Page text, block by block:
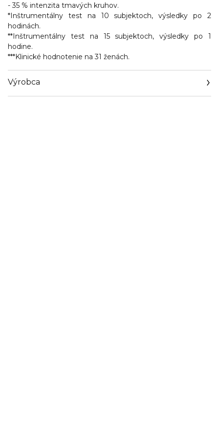
- 35 % intenzita tmavých kruhov.
*Inštrumentálny test na 10 subjektoch, výsledky po 2
hodinách.
**Inštrumentálny test na 15 subjektoch, výsledky po 1
hodine.
***Klinické hodnotenie na 31 ženách.
Výrobca